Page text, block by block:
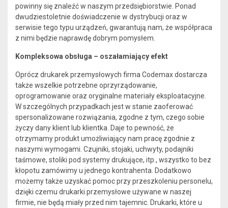
powinny się znaleźć w naszym przedsiębiorstwie. Ponad
dwudziestoletnie doświadczenie w dystrybucji oraz w
serwisie tego typu urządzeń, gwarantują nam, że współpraca
z nimi będzie naprawdę dobrym pomysłem.
Kompleksowa obsługa – oszałamiający efekt
Oprócz drukarek przemysłowych firma Codemax dostarcza
także wszelkie potrzebne oprzyrządowanie,
oprogramowanie oraz oryginalne materiały eksploatacyjne.
W szczególnych przypadkach jest w stanie zaoferować
spersonalizowane rozwiązania, zgodne z tym, czego sobie
życzy dany klient lub klientka. Daje to pewność, że
otrzymamy produkt umożliwiający nam pracę zgodnie z
naszymi wymogami. Czujniki, stojaki, uchwyty, podajniki
taśmowe, stoliki pod systemy drukujące, itp., wszystko to bez
kłopotu zamówimy u jednego kontrahenta. Dodatkowo
możemy także uzyskać pomoc przy przeszkoleniu personelu,
dzięki czemu drukarki przemysłowe używane w naszej
firmie, nie będą miały przed nim tajemnic. Drukarki, które u